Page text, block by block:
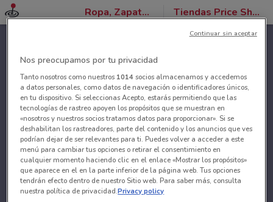
Ropa, Zapatos y Accesorios Tiendas Price Shoes
Nos preocupamos por tu privacidad
Tanto nosotros como nuestros 1014socios almacenamos y accedemos
a datos personales, como datos de navegación o identificadores únicos,
en tu dispositivo. Si seleccionas Acepto, estarás permitiendo que las
tecnologías de rastreo apoyen los propósitos que se muestran en
«nosotros y nuestros socios tratamos datos para proporcionar». Si se
deshabilitan los rastreadores, parte del contenido y los anuncios que ves
podrían dejar de ser relevantes para ti. Puedes volver a acceder a este
menú para cambiar tus opciones o retirar el consentimiento en
cualquier momento haciendo clic en el enlace «Mostrar los propósitos»
que aparece en el en la parte inferior de la página web. Tus opciones
tendrán efecto dentro de nuestro Sitio web. Para saber más, consulta
nuestra política de privacidad.Privacy policy
Continuar sin aceptar